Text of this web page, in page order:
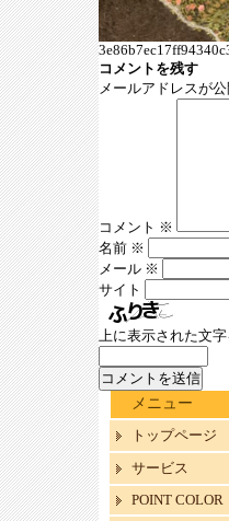
コメントを残す
メールアドレスが
コメント ※
名前 ※
メール ※
サイト
上に表示された文字
メニュー
トップページ
サービス
POINT COLOR